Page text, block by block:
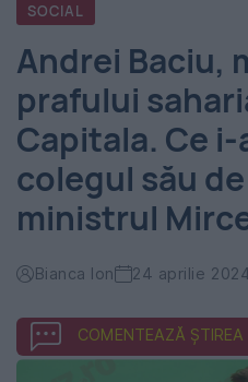
România
-
Evenimentul
Zilei
SOCIAL
Andrei Baciu,
prafului
Capitala. Ce
colegul său
ministrul
Bianca Ion 24 aprilie
COMENTEAZĂ ȘTIREA